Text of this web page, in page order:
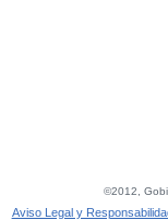
©2012,
Aviso Legal y